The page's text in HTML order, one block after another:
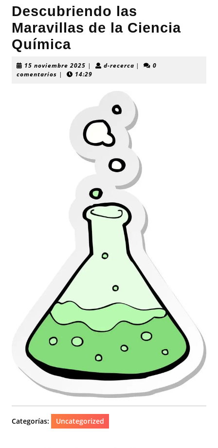
Descubriendo las
Maravillas de la Ciencia
Química
15 noviembre 2025 15
noviembre
| d-recercad-|
0
comentarios | 14:29
Categorías: Uncategorized